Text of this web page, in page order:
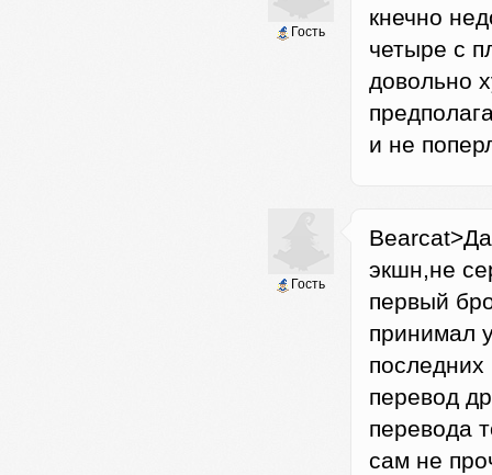
Гость
кнечно
четыре с
довольно
и не
Гость
экшн,не
первый
принимал
последних
перевод
перевода
сам не